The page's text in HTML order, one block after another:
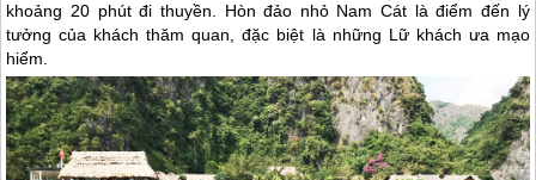
khoảng 20 phút đi thuyền. Hòn đảo nhỏ Nam Cát là điểm đến lý
tưởng của khách thăm quan, đặc biệt là những Lữ khách ưa mạo
hiểm.